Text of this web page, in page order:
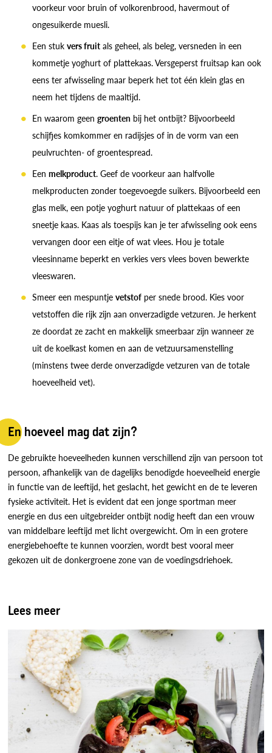
voorkeur voor bruin of volkorenbrood, havermout of
ongesuikerde muesli.
Een stuk vers fruit als geheel, als beleg, versneden in een
kommetje yoghurt of plattekaas. Versgeperst fruitsap kan ook
eens ter afwisseling maar beperk het tot één klein glas en
neem het tijdens de maaltijd.
En waarom geen groenten bij het ontbijt? Bijvoorbeeld
schijfjes komkommer en radijsjes of in de vorm van een
peulvruchten- of groentespread.
Een melkproduct. Geef de voorkeur aan halfvolle
melkproducten zonder toegevoegde suikers. Bijvoorbeeld een
glas melk, een potje yoghurt natuur of plattekaas of een
sneetje kaas. Kaas als toespijs kan je ter afwisseling ook eens
vervangen door een eitje of wat vlees. Hou je totale
vleesinname beperkt en verkies vers vlees boven bewerkte
vleeswaren.
Smeer een mespuntje vetstof per snede brood. Kies voor
vetstoffen die rijk zijn aan onverzadigde vetzuren. Je herkent
ze doordat ze zacht en makkelijk smeerbaar zijn wanneer ze
uit de koelkast komen en aan de vetzuursamenstelling
(minstens twee derde onverzadigde vetzuren van de totale
hoeveelheid vet).
En hoeveel mag dat zijn?
De gebruikte hoeveelheden kunnen verschillend zijn van persoon tot
persoon, afhankelijk van de dagelijks benodigde hoeveelheid energie
in functie van de leeftijd, het geslacht, het gewicht en de te leveren
fysieke activiteit. Het is evident dat een jonge sportman meer
energie en dus een uitgebreider ontbijt nodig heeft dan een vrouw
van middelbare leeftijd met licht overgewicht. Om in een grotere
energiebehoefte te kunnen voorzien, wordt best vooral meer
gekozen uit de donkergroene zone van de voedingsdriehoek.
Lees meer